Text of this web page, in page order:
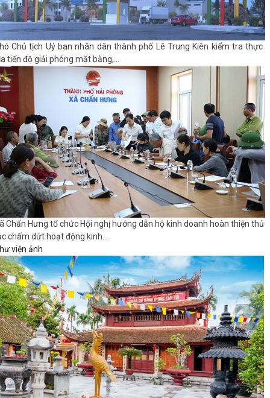
Chủ tịch Uỷ ban nhân dân thành phố Lê Trung Kiên kiểm tra thực
tiến độ giải phóng mặt bằng,...
Chấn Hưng tổ chức Hội nghị hướng dẫn hộ kinh doanh hoàn thiện thủ
chấm dứt hoạt động kinh...
viện ảnh